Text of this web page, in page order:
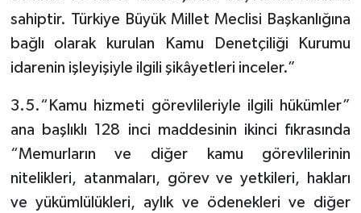
sahiptir. Türkiye Büyük Millet Meclisi Başkanlığına
bağlı olarak kurulan Kamu Denetçiliği Kurumu
idarenin işleyişiyle ilgili şikâyetleri inceler.”
3.5.“Kamu hizmeti görevlileriyle ilgili hükümler”
ana başlıklı 128 inci maddesinin ikinci fıkrasında
“Memurların ve diğer kamu görevlilerinin
nitelikleri, atanmaları, görev ve yetkileri, hakları
ve yükümlülükleri, aylık ve ödenekleri ve diğer